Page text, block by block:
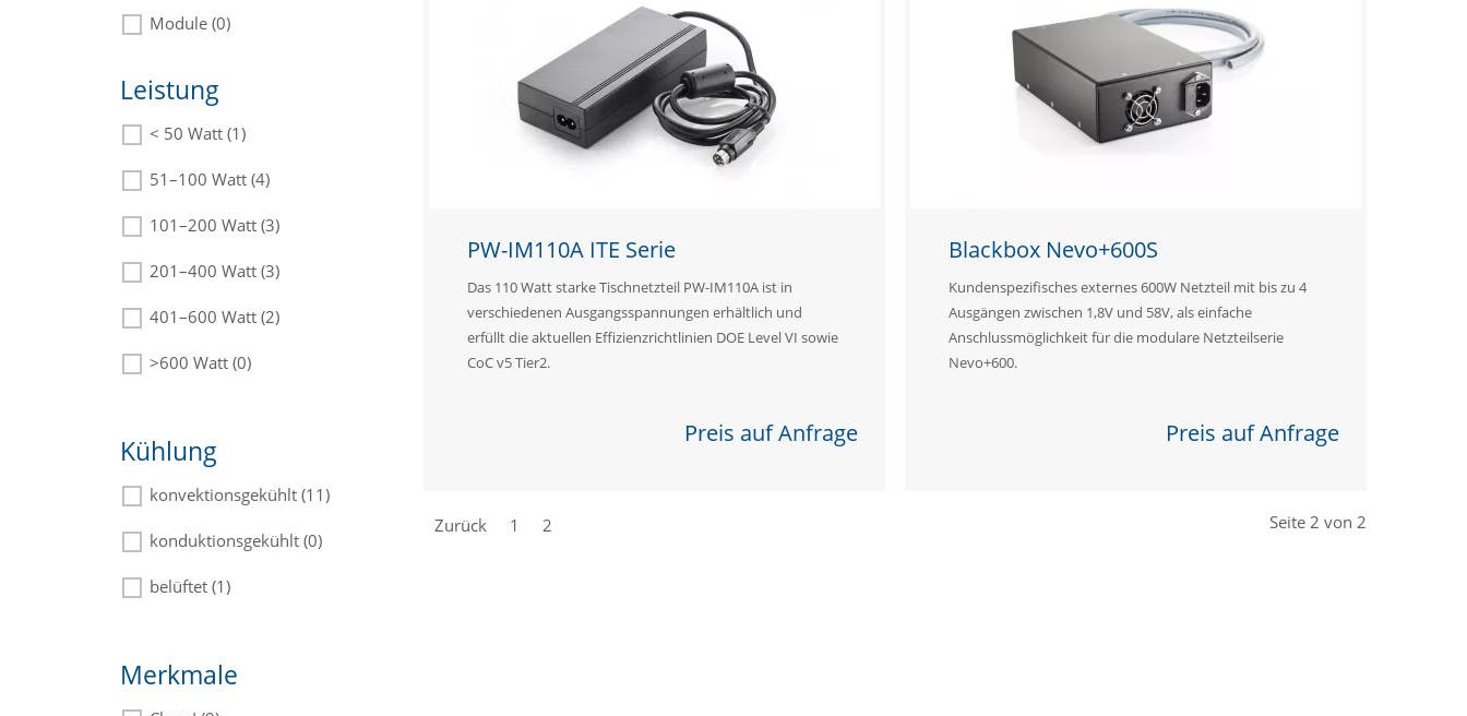
Module (0)
Die passenden Netzteile finden Sie
in der Beschreibung.
Leistung
< 50 Watt (1)
51–100 Watt (4)
101–200 Watt (3)
201–400 Watt (3)
401–600 Watt (2)
>600 Watt (0)
Kühlung
konvektionsgekühlt (11)
konduktionsgekühlt (0)
belüftet (1)
Merkmale
PW-IM110A ITE Serie
Das 110 Watt starke Tischnetzteil PW-IM110A ist in
verschiedenen Ausgangsspannungen erhältlich und
erfüllt die aktuellen Effizienzrichtlinien DOE Level VI sowie
CoC v5 Tier2.
Preis auf Anfrage
Blackbox Nevo+600S
Kundenspezifisches externes 600W Netzteil mit bis zu 4
Ausgängen zwischen 1,8V und 58V, als einfache
Anschlussmöglichkeit für die modulare Netzteilserie
Nevo+600.
Preis auf Anfrage
Seite 2 von 2
Zurück 1 2